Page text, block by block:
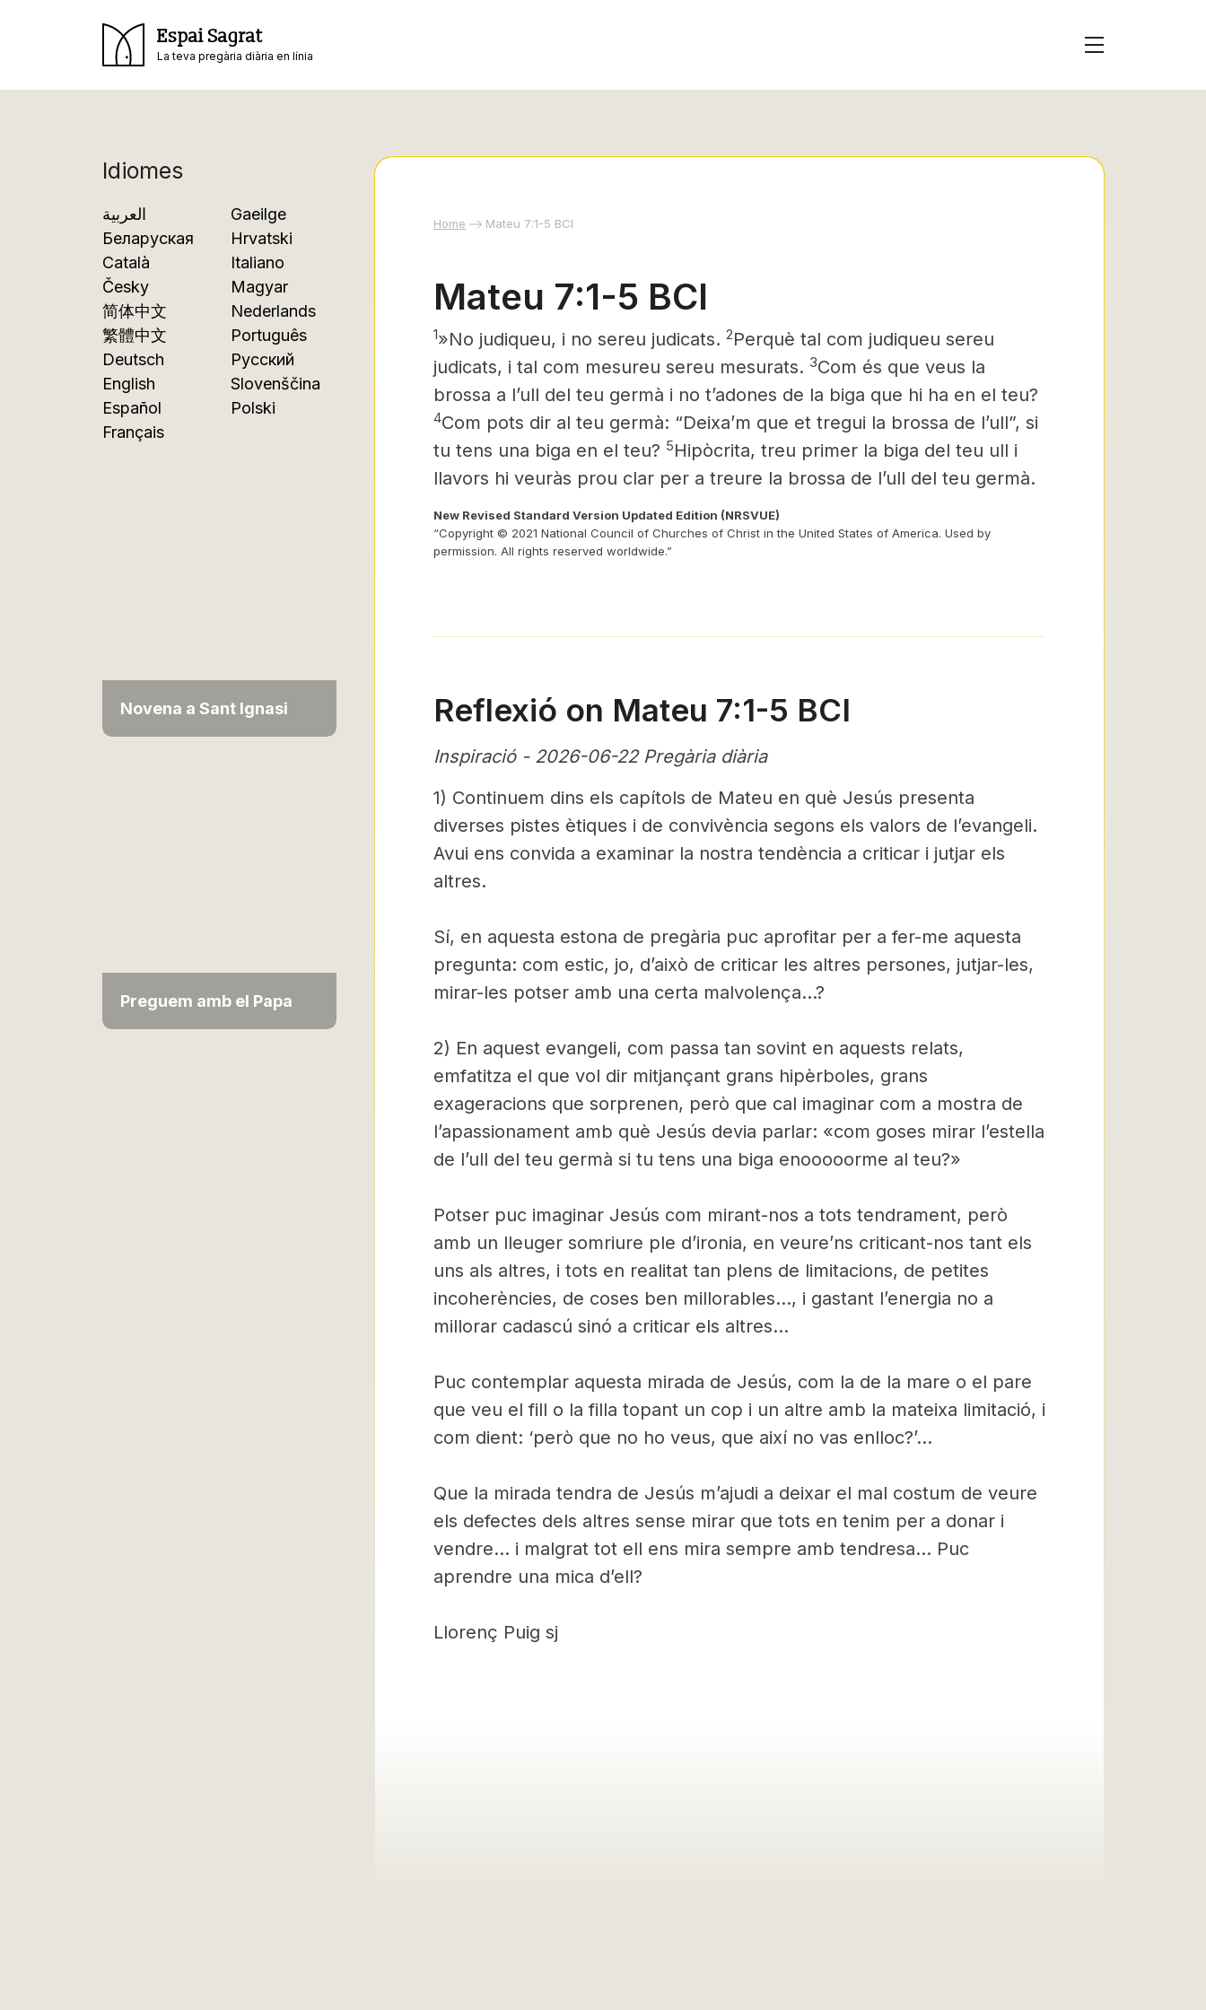
Espai Sagrat
La teva pregària diària en línia
Idiomes
العربية
Беларуская
Català
Česky
简体中文
繁體中文
Deutsch
English
Español
Français
Gaeilge
Hrvatski
Italiano
Magyar
Nederlands
Português
Русский
Slovenščina
Polski
Novena a Sant Ignasi
Preguem amb el Papa
Home Mateu 7:1-5 BCI
Mateu 7:1-5 BCI
1»No judiqueu, i no sereu judicats. 2Perquè tal com judiqueu sereu
judicats, i tal com mesureu sereu mesurats. 3Com és que veus la
brossa a l’ull del teu germà i no t’adones de la biga que hi ha en el teu?
4Com pots dir al teu germà: “Deixa’m que et tregui la brossa de l’ull”, si
tu tens una biga en el teu? 5Hipòcrita, treu primer la biga del teu ull i
llavors hi veuràs prou clar per a treure la brossa de l’ull del teu germà.
New Revised Standard Version Updated Edition (NRSVUE)
“Copyright © 2021 National Council of Churches of Christ in the United States of America. Used by
permission. All rights reserved worldwide.”
Reflexió on Mateu 7:1-5 BCI
Inspiració - 2026-06-22 Pregària diària
1) Continuem dins els capítols de Mateu en què Jesús presenta
diverses pistes ètiques i de convivència segons els valors de l’evangeli.
Avui ens convida a examinar la nostra tendència a criticar i jutjar els
altres.
Sí, en aquesta estona de pregària puc aprofitar per a fer-me aquesta
pregunta: com estic, jo, d’això de criticar les altres persones, jutjar-les,
mirar-les potser amb una certa malvolença…?
2) En aquest evangeli, com passa tan sovint en aquests relats,
emfatitza el que vol dir mitjançant grans hipèrboles, grans
exageracions que sorprenen, però que cal imaginar com a mostra de
l’apassionament amb què Jesús devia parlar: «com goses mirar l’estella
de l’ull del teu germà si tu tens una biga enooooorme al teu?»
Potser puc imaginar Jesús com mirant-nos a tots tendrament, però
amb un lleuger somriure ple d’ironia, en veure’ns criticant-nos tant els
uns als altres, i tots en realitat tan plens de limitacions, de petites
incoherències, de coses ben millorables…, i gastant l’energia no a
millorar cadascú sinó a criticar els altres…
Puc contemplar aquesta mirada de Jesús, com la de la mare o el pare
que veu el fill o la filla topant un cop i un altre amb la mateixa limitació, i
com dient: ‘però que no ho veus, que així no vas enlloc?’…
Que la mirada tendra de Jesús m’ajudi a deixar el mal costum de veure
els defectes dels altres sense mirar que tots en tenim per a donar i
vendre… i malgrat tot ell ens mira sempre amb tendresa… Puc
aprendre una mica d’ell?
Llorenç Puig sj